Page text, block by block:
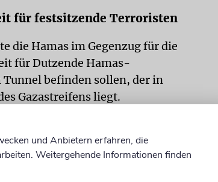
für festsitzende Terroristen
die Hamas im Gegenzug für die
für Dutzende Hamas-
befinden sollen, der in
Gazastreifens liegt.
es gebe keinen Deal in der
»oder wir werden sie
Mitteilung des militärischen
und Anbietern erfahren, die
Weitergehende Informationen finden